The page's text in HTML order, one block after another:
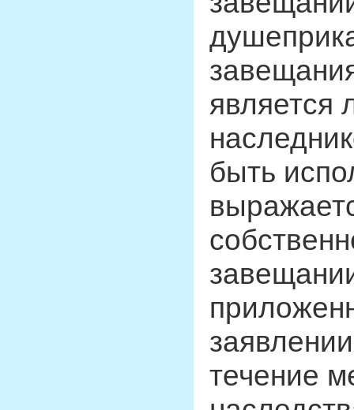
является
быть
течение